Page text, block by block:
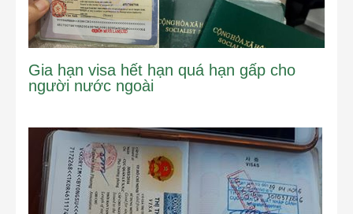
Gia hạn visa hết hạn quá hạn gấp cho
người nước ngoài